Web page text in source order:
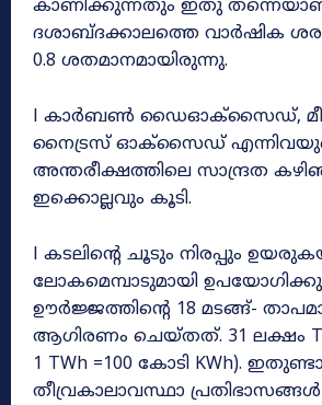
കാണിക്കുന്നതും ഇതു തന്നെയാണ്.
ദശാബ്ദക്കാലത്തെ വാർഷിക
0.8 ശതമാനമായിരുന്നു.
l കാർബൺ ഡൈഓക്സൈഡ്,
നൈട്രസ് ഓക്സൈഡ്
അന്തരീക്ഷത്തിലെ സാന്ദ്രത
ഇക്കൊല്ലവും കൂടി.
l കടലിന്റെ ചൂടും നിരപ്പും
ലോകമെമ്പാടുമായി
ഊർജ്ജത്തിന്റെ 18 മടങ്ങ്-
ആഗിരണം ചെയ്തത്. 31 ലക്ഷം
1 TWh =100 കോടി KWh).
തീവ്രകാലാവസ്ഥാ